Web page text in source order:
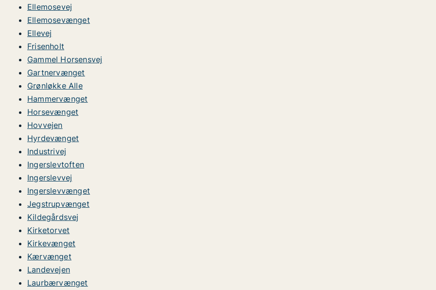
Ellemosevej
Ellemosevænget
Ellevej
Frisenholt
Gammel Horsensvej
Gartnervænget
Grønløkke Alle
Hammervænget
Horsevænget
Hovvejen
Hyrdevænget
Industrivej
Ingerslevtoften
Ingerslevvej
Ingerslevvænget
Jegstrupvænget
Kildegårdsvej
Kirketorvet
Kirkevænget
Kærvænget
Landevejen
Laurbærvænget